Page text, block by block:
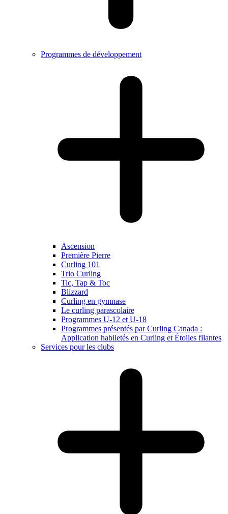
Programmes de développement
Ascension
Première Pierre
Curling 101
Trio Curling
Tic, Tap & Toc
Blizzard
Curling en gymnase
Le curling parascolaire
Programmes U-12 et U-18
Programmes présentés par Curling Canada :
Application habiletés en Curling et Étoiles filantes
Services pour les clubs